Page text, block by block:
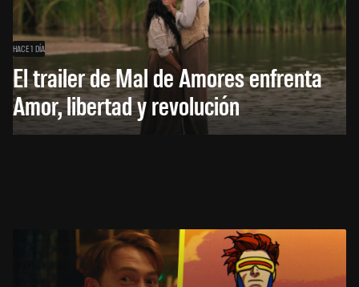
HACE 1 DÍA
El trailer de Mal de Amores enfrenta
Amor, libertad y revolución